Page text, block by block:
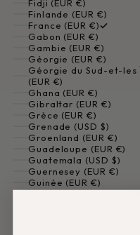
Fidji (EUR €)
Finlande (EUR €)
France (EUR €)
Gabon (EUR €)
Gambie (EUR €)
Géorgie (EUR €)
Géorgie du Sud-et-les
(EUR €)
Ghana (EUR €)
Gibraltar (EUR €)
Grèce (EUR €)
Grenade (USD $)
Groenland (EUR €)
Guadeloupe (EUR €)
Guatemala (USD $)
Guernesey (EUR €)
Guinée (EUR €)
Guinée équatoriale